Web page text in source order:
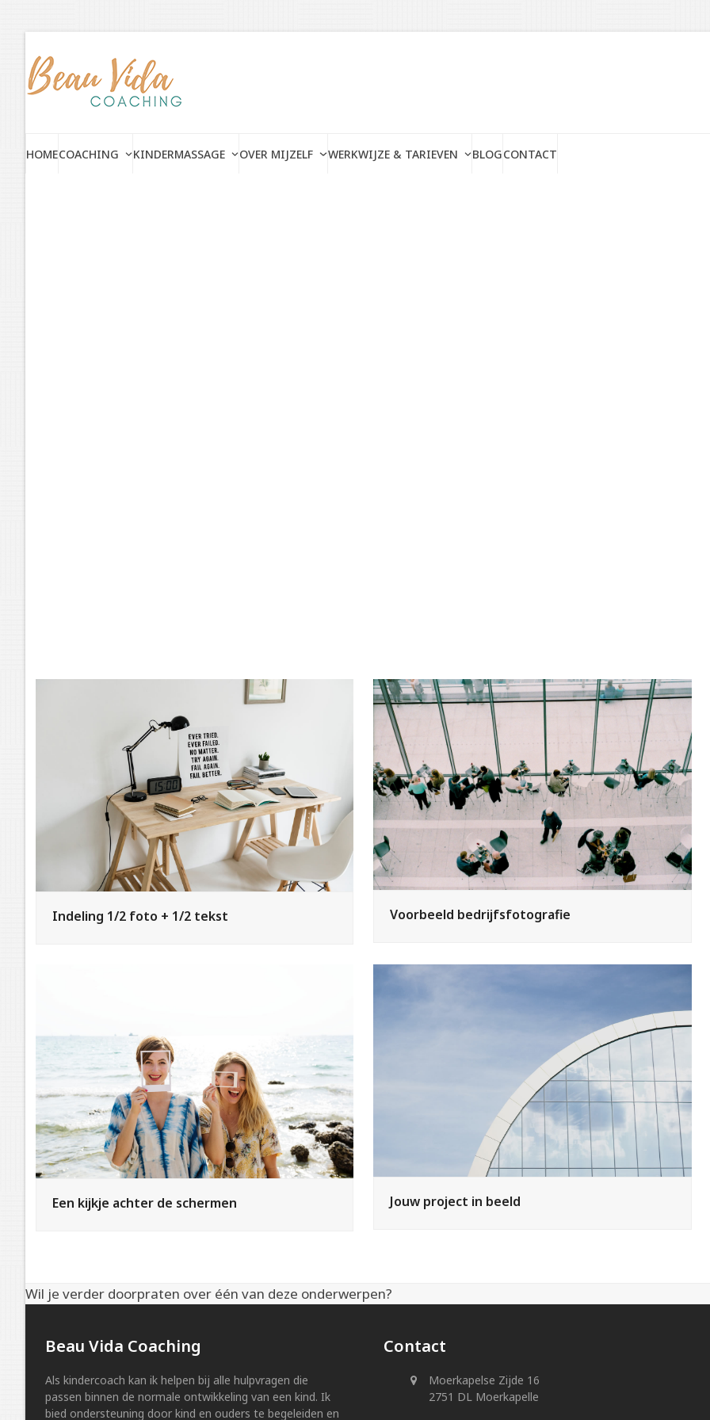
HOMECOACHING KINDERMASSAGE OVER MIJZELF WERKWIJZE & TARIEVEN BLOGCONTACT
Indeling 1/2 foto + 1/2 tekst Voorbeeld bedrijfsfotografie
Een kijkje achter de schermen Jouw project in beeld
Wil je verder doorpraten over één van deze onderwerpen?
Beau Vida Coaching
Als kindercoach kan ik helpen bij alle hulpvragen die
passen binnen de normale ontwikkeling van een kind. Ik
bied ondersteuning door kind en ouders te begeleiden en
Contact
Moerkapelse Zijde 16
2751 DL Moerkapelle